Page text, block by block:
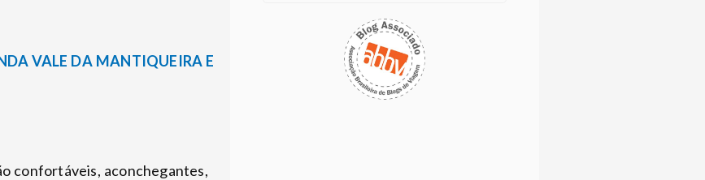
VALE DA MANTIQUEIRA E
confortáveis, aconchegantes,